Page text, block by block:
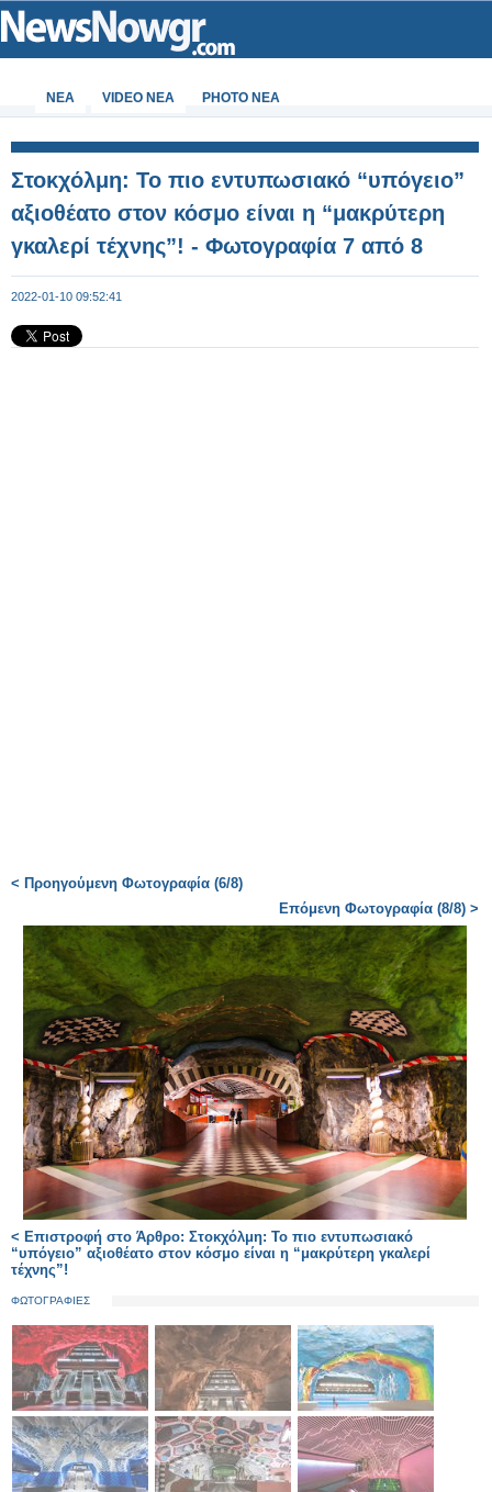
ΝΕΑ VIDEO NEA PHOTO NEA
Στοκχόλμη: Το πιο εντυπωσιακό “υπόγειο”
αξιοθέατο στον κόσμο είναι η “μακρύτερη
γκαλερί τέχνης”! - Φωτογραφία 7 από 8
2022-01-10 09:52:41
< Προηγούμενη Φωτογραφία (6/8)
Επόμενη Φωτογραφία (8/8) >
< Επιστροφή στο Άρθρο: Στοκχόλμη: Το πιο εντυπωσιακό
“υπόγειο” αξιοθέατο στον κόσμο είναι η “μακρύτερη γκαλερί
τέχνης”!
ΦΩΤΟΓΡΑΦΙΕΣ